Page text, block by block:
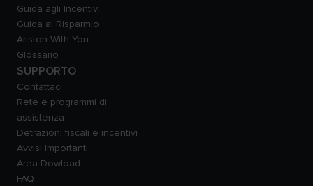
Guida agli Incentivi
Guida al Risparmio
Ariston With You
Glossario
SUPPORTO
Contattaci
Rete e programmi di
assistenza
Detrazioni fiscali e incentivi
Avvisi Importanti
Area Dowload
FAQ